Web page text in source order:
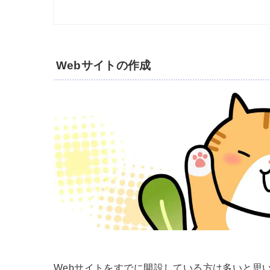
Webサイトの作成
Webサイトをすでに開設している方は多いと思